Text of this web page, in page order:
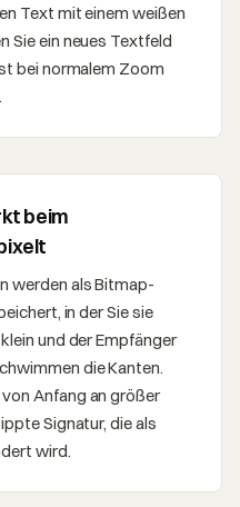
Text mit einem weißen
Sie ein neues Textfeld
bei normalem Zoom
beim
werden als Bitmap-
in der Sie sie
und der Empfänger
die Kanten.
Anfang an größer
Signatur, die als
wird.